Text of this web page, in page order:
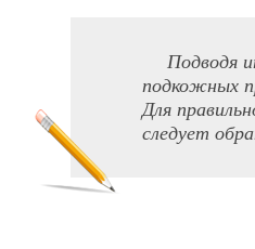
Подводя
подкожных
Для
следует